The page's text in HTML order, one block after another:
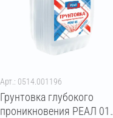
Арт.: 0514.001196
Грунтовка глубокого
проникновения РЕАЛ 01